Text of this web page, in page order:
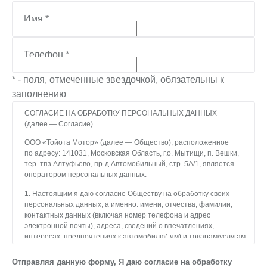
Имя*
Телефон*
* - поля, отмеченные звездочкой, обязательны к
заполнению
СОГЛАСИЕ НА ОБРАБОТКУ ПЕРСОНАЛЬНЫХ ДАННЫХ
(далее — Согласие)
ООО «Тойота Мотор» (далее — Общество), расположенное
по адресу: 141031, Московская Область, г.о. Мытищи, п. Вешки,
тер. тпз Алтуфьево, пр-д Автомобильный, стр. 5А/1, является
оператором персональных данных.
1. Настоящим я даю согласие Обществу на обработку своих
персональных данных, а именно: имени, отчества, фамилии,
контактных данных (включая номер телефона и адрес
электронной почты), адреса, сведений о впечатлениях,
интересах, предпочтениях к автомобилю(-ям) и товарам/услугам,
устройства и модели мобильного телефона посетителя сайта,
Отправляя данную форму, Я даю согласие на обработку